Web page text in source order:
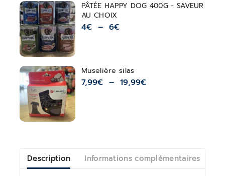
PÂTÉE HAPPY DOG 400G - SAVEUR
AU CHOIX
4€ – 6€
Muselière silas
7,99€ – 19,99€
Description Informations complémentaires